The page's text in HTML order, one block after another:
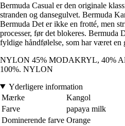
Bermuda Casual er den originale
stranden og dansegulvet. Bermuda
Bermuda Det er ikke en frotté, men
processer, før det blokeres. Bermuda
fyldige håndfølelse, som har været en
NYLON 45% MODAKRYL, 40%
100%. NYLON
Yderligere information
Mærke
Kangol
Farve
papaya milk
Dominerende farve Orange